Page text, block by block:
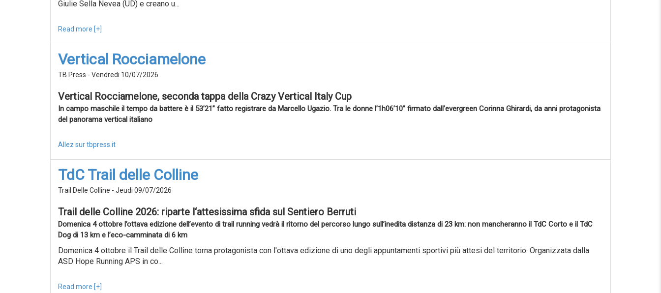
Giulie Sella Nevea (UD) e creano u...
Read more [+]
Vertical Rocciamelone
TB Press - Vendredi 10/07/2026
Vertical Rocciamelone, seconda tappa della Crazy Vertical Italy Cup
In campo maschile il tempo da battere è il 53’21” fatto registrare da Marcello Ugazio. Tra le donne l’1h06’10” firmato dall’evergreen Corinna Ghirardi, da anni protagonista
del panorama vertical italiano
Allez sur tbpress.it
TdC Trail delle Colline
Trail Delle Colline - Jeudi 09/07/2026
Trail delle Colline 2026: riparte l‘attesissima sfida sul Sentiero Berruti
Domenica 4 ottobre l’ottava edizione dell’evento di trail running vedrà il ritorno del percorso lungo sull’inedita distanza di 23 km: non mancheranno il TdC Corto e il TdC
Dog di 13 km e l’eco-camminata di 6 km
Domenica 4 ottobre il Trail delle Colline torna protagonista con l'ottava edizione di uno degli appuntamenti sportivi più attesi del territorio. Organizzata dalla
ASD Hope Running APS in co...
Read more [+]